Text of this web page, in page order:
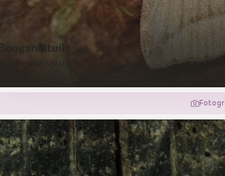
Boogsnuituil